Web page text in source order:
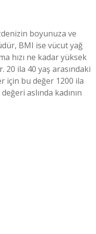
boyunuza ve
BMI ise vücut yağ
hızı ne kadar yüksek
20 ila 40 yaş arasındaki
için bu değer 1200 ila
aslında kadının